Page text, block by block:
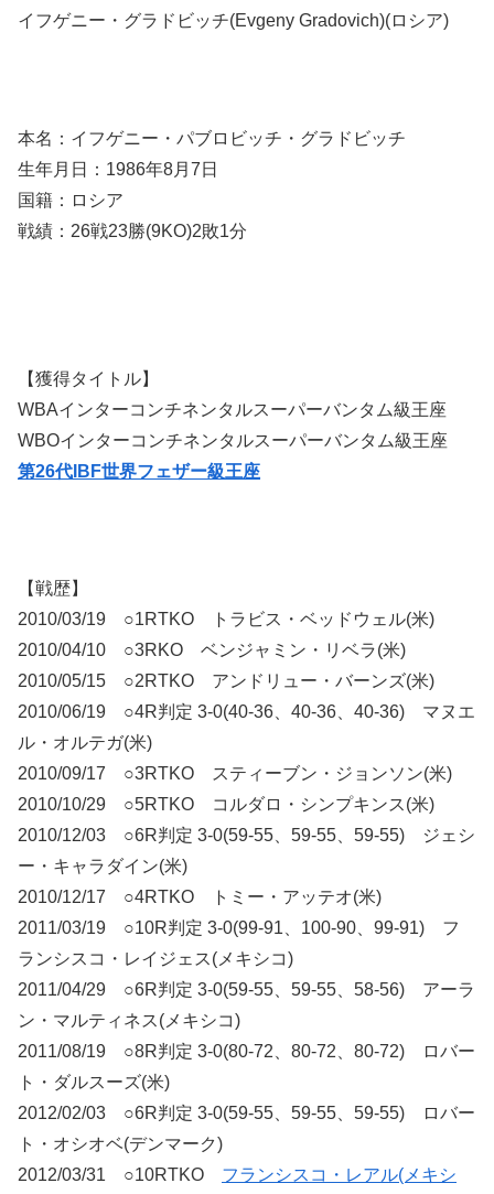
イフゲニー・グラドビッチ(Evgeny Gradovich)(ロシア)
本名：イフゲニー・パブロビッチ・グラドビッチ
生年月日：1986年8月7日
国籍：ロシア
戦績：26戦23勝(9KO)2敗1分
【獲得タイトル】
WBAインターコンチネンタルスーパーバンタム級王座
WBOインターコンチネンタルスーパーバンタム級王座
第26代IBF世界フェザー級王座
【戦歴】
2010/03/19 ○1RTKO トラビス・ベッドウェル(米)
2010/04/10 ○3RKO ベンジャミン・リベラ(米)
2010/05/15 ○2RTKO アンドリュー・バーンズ(米)
2010/06/19 ○4R判定 3-0(40-36、40-36、40-36) マヌエ
ル・オルテガ(米)
2010/09/17 ○3RTKO スティーブン・ジョンソン(米)
2010/10/29 ○5RTKO コルダロ・シンプキンス(米)
2010/12/03 ○6R判定 3-0(59-55、59-55、59-55) ジェシ
ー・キャラダイン(米)
2010/12/17 ○4RTKO トミー・アッテオ(米)
2011/03/19 ○10R判定 3-0(99-91、100-90、99-91) フ
ランシスコ・レイジェス(メキシコ)
2011/04/29 ○6R判定 3-0(59-55、59-55、58-56) アーラ
ン・マルティネス(メキシコ)
2011/08/19 ○8R判定 3-0(80-72、80-72、80-72) ロバー
ト・ダルスーズ(米)
2012/02/03 ○6R判定 3-0(59-55、59-55、59-55) ロバー
ト・オシオベ(デンマーク)
2012/03/31 ○10RTKO フランシスコ・レアル(メキシ